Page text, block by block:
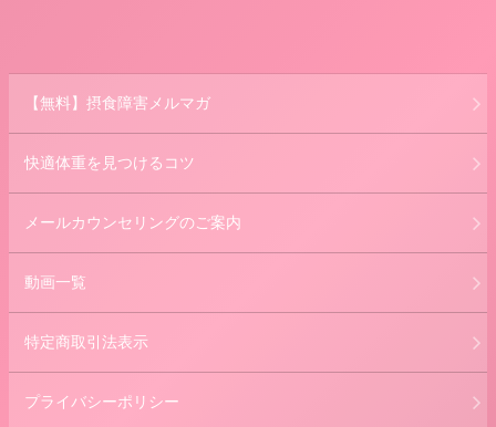
【無料】摂食障害メルマガ
快適体重を見つけるコツ
メールカウンセリングのご案内
動画一覧
特定商取引法表示
プライバシーポリシー